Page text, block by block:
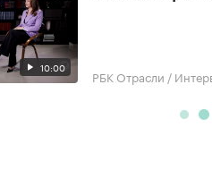
10:00 РБК Отрасли /